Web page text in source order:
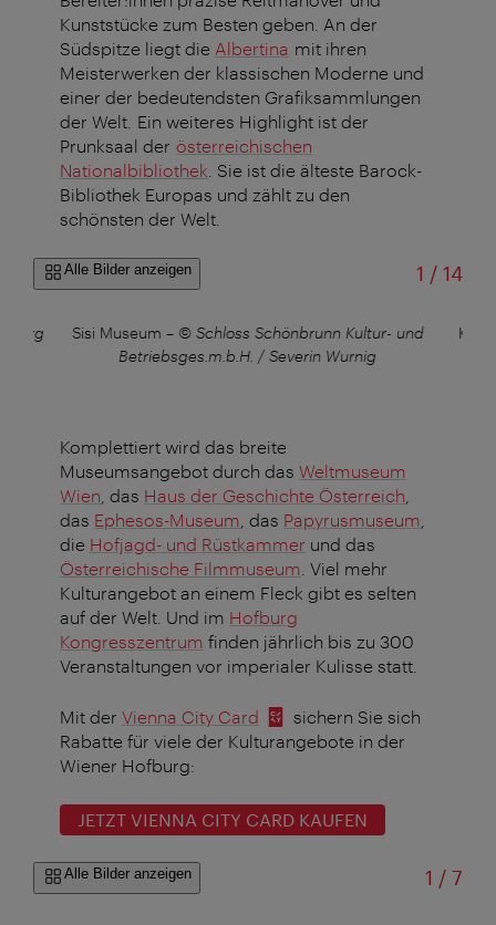
Kunststücke zum Besten geben. An der
Südspitze liegt die Albertina mit ihren
Meisterwerken der klassischen Moderne und
einer der bedeutendsten Grafiksammlungen
der Welt. Ein weiteres Highlight ist der
Prunksaal der österreichischen
Nationalbibliothek . Sie ist die älteste Barock-
Bibliothek Europas und zählt zu den
schönsten der Welt.
Alle Bilder anzeigen 1 /von
14
Sisi Museum – © Schloss Schönbrunn Kultur- und
Betriebsges.m.b.H. / Severin Wurnig
Komplettiert wird das breite
Museumsangebot durch das Weltmuseum
Wien , das Haus der Geschichte Österreich
das Ephesos-Museum , das Papyrusmuseum
die Hofjagd- und Rüstkammer und das
Österreichische Filmmuseum . Viel mehr
Kulturangebot an einem Fleck gibt es selten
auf der Welt. Und im Hofburg
Kongresszentrum finden jährlich bis zu 300
Veranstaltungen vor imperialer Kulisse statt.
Mit der Vienna City Card
sichern Sie sich
Rabatte für viele der Kulturangebote in der
Wiener Hofburg:
JETZT VIENNA CITY CARD KAUFEN
Alle Bilder anzeigen 1 /von
7